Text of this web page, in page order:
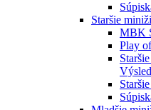
Staršie
MBK
Play